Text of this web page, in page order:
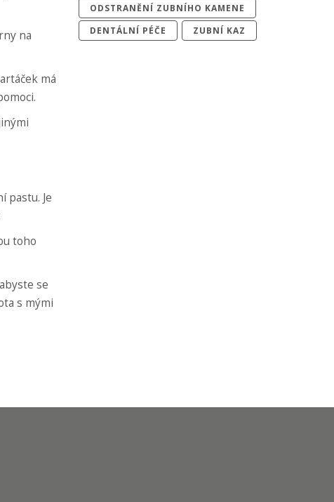
na
má
pastu. Je
toho
se
s mými
ODSTRANĚNÍ ZUBNÍHO KAMENE
DENTÁLNÍ PÉČE
ZUBNÍ KAZ